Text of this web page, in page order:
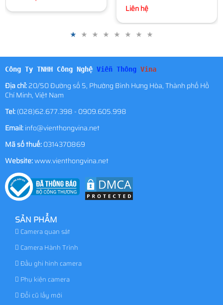
Liên hệ
Công Ty TNHH Công Nghệ Viễn Thông Vina
Địa chỉ:20/50 Đường số 5, Phường Bình Hưng Hòa, Thành phố Hồ
Chí Minh, Việt Nam
Tel:(028)62.677.398 - 0909.605.998
Email:info@vienthongvina.net
Mã số thuế:0314370869
Website:www.vienthongvina.net
SẢN PHẨM
Camera quan sát
Camera Hành Trình
Đầu ghi hình camera
Phụ kiện camera
Đổi cũ lấy mới